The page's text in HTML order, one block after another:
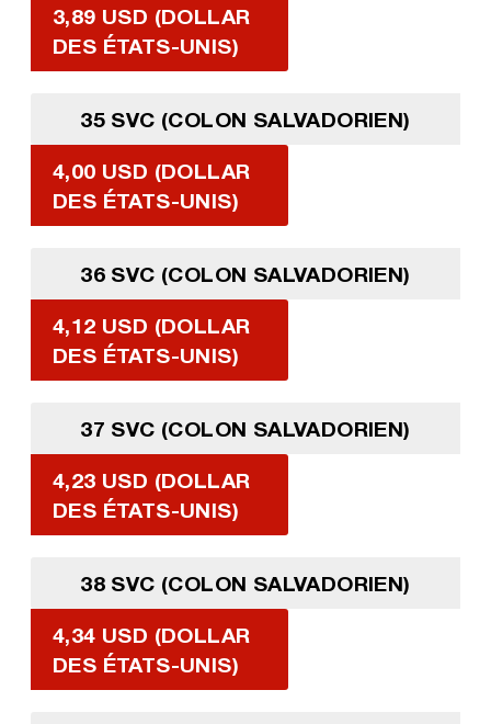
3,89 USD (DOLLAR
DES ÉTATS-UNIS)
35 SVC (COLON SALVADORIEN)
4,00 USD (DOLLAR
DES ÉTATS-UNIS)
36 SVC (COLON SALVADORIEN)
4,12 USD (DOLLAR
DES ÉTATS-UNIS)
37 SVC (COLON SALVADORIEN)
4,23 USD (DOLLAR
DES ÉTATS-UNIS)
38 SVC (COLON SALVADORIEN)
4,34 USD (DOLLAR
DES ÉTATS-UNIS)